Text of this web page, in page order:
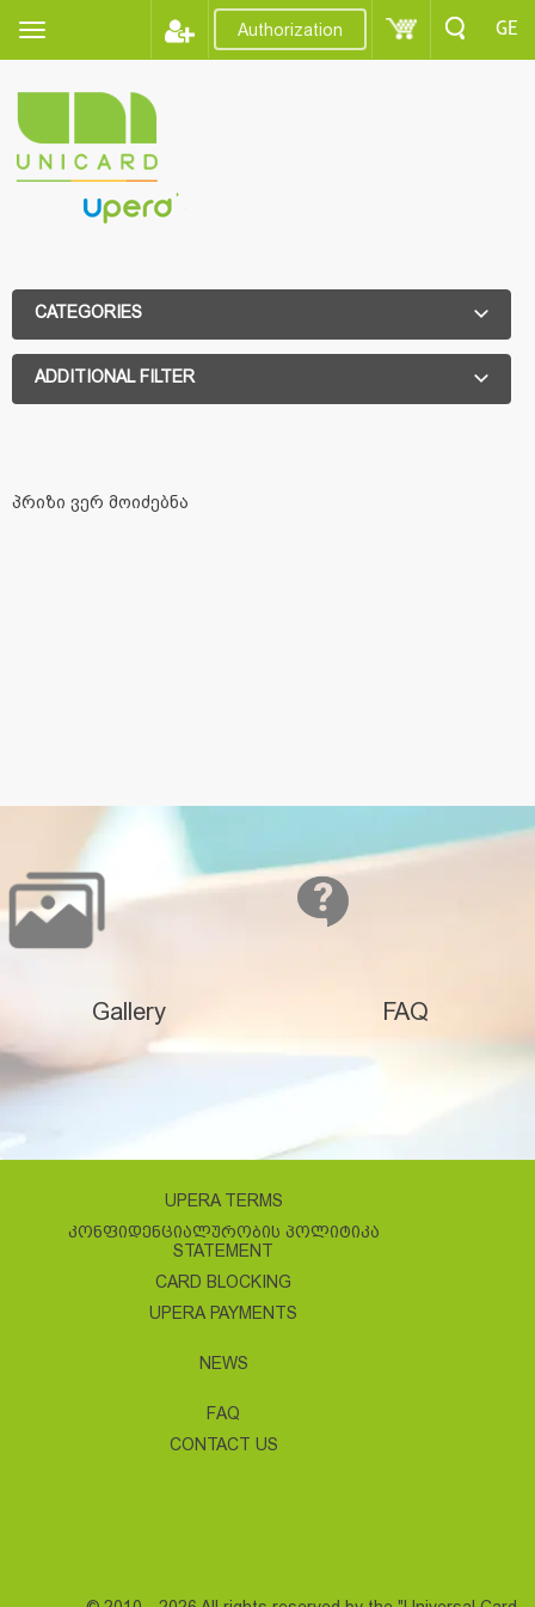
Authorization GE
CATEGORIES
ADDITIONAL FILTER
პრიზი ვერ მოიძებნა
Gallery FAQ
UPERA TERMS
ᲙᲝᲜᲤᲘᲓᲔᲜᲪᲘᲐᲚᲣᲠᲝᲑᲘᲡ ᲞᲝᲚᲘᲢᲘᲙᲐ
STATEMENT
CARD BLOCKING
UPERA PAYMENTS
NEWS
FAQ
CONTACT US